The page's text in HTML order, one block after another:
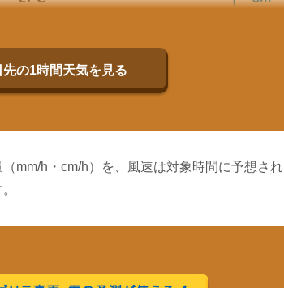
29℃
先の1時間天気を見る
mm/h・cm/h）を、風速は対象時間に予想され